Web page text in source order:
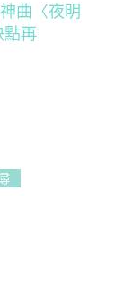
曲〈夜明
再